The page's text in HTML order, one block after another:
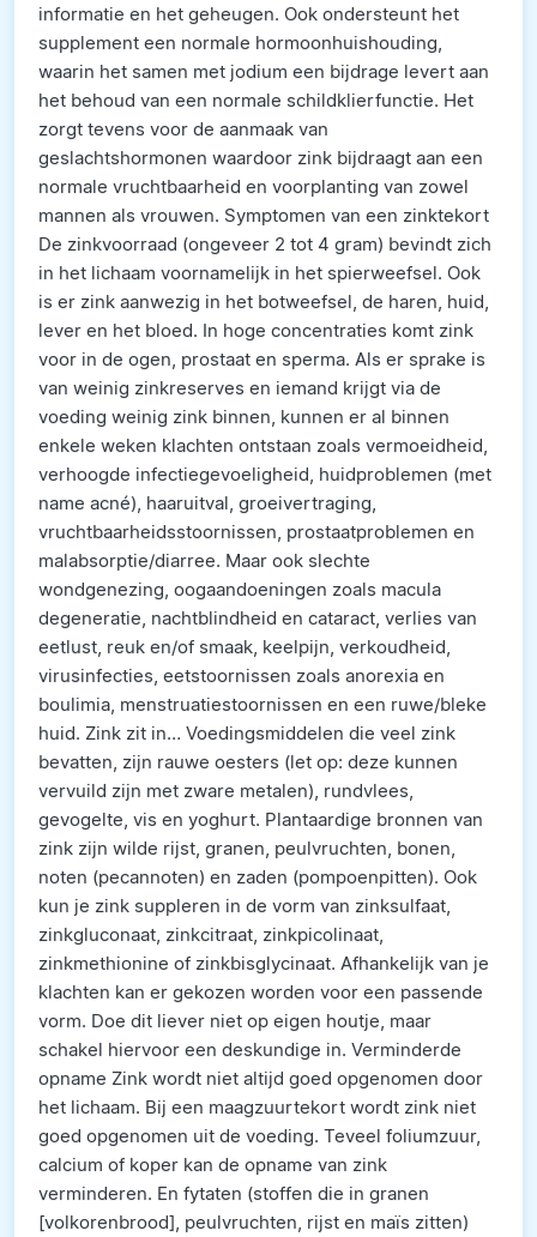
informatie en het geheugen. Ook ondersteunt het
supplement een normale hormoonhuishouding,
waarin het samen met jodium een bijdrage levert aan
het behoud van een normale schildklierfunctie. Het
zorgt tevens voor de aanmaak van
geslachtshormonen waardoor zink bijdraagt aan een
normale vruchtbaarheid en voorplanting van zowel
mannen als vrouwen. Symptomen van een zinktekort
De zinkvoorraad (ongeveer 2 tot 4 gram) bevindt zich
in het lichaam voornamelijk in het spierweefsel. Ook
is er zink aanwezig in het botweefsel, de haren, huid,
lever en het bloed. In hoge concentraties komt zink
voor in de ogen, prostaat en sperma. Als er sprake is
van weinig zinkreserves en iemand krijgt via de
voeding weinig zink binnen, kunnen er al binnen
enkele weken klachten ontstaan zoals vermoeidheid,
verhoogde infectiegevoeligheid, huidproblemen (met
name acné), haaruitval, groeivertraging,
vruchtbaarheidsstoornissen, prostaatproblemen en
malabsorptie/diarree. Maar ook slechte
wondgenezing, oogaandoeningen zoals macula
degeneratie, nachtblindheid en cataract, verlies van
eetlust, reuk en/of smaak, keelpijn, verkoudheid,
virusinfecties, eetstoornissen zoals anorexia en
boulimia, menstruatiestoornissen en een ruwe/bleke
huid. Zink zit in… Voedingsmiddelen die veel zink
bevatten, zijn rauwe oesters (let op: deze kunnen
vervuild zijn met zware metalen), rundvlees,
gevogelte, vis en yoghurt. Plantaardige bronnen van
zink zijn wilde rijst, granen, peulvruchten, bonen,
noten (pecannoten) en zaden (pompoenpitten). Ook
kun je zink suppleren in de vorm van zinksulfaat,
zinkgluconaat, zinkcitraat, zinkpicolinaat,
zinkmethionine of zinkbisglycinaat. Afhankelijk van je
klachten kan er gekozen worden voor een passende
vorm. Doe dit liever niet op eigen houtje, maar
schakel hiervoor een deskundige in. Verminderde
opname Zink wordt niet altijd goed opgenomen door
het lichaam. Bij een maagzuurtekort wordt zink niet
goed opgenomen uit de voeding. Teveel foliumzuur,
calcium of koper kan de opname van zink
verminderen. En fytaten (stoffen die in granen
[volkorenbrood], peulvruchten, rijst en maïs zitten)